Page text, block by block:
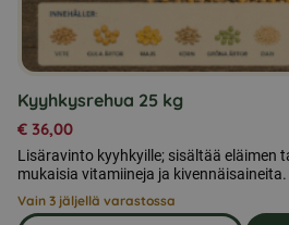
Kyyhkysrehua 25 kg
€ 36,00
Lisäravinto kyyhkyille; sisältää eläimen
mukaisia vitamiineja ja kivennäisaineita.
Vain 3 jäljellä varastossa